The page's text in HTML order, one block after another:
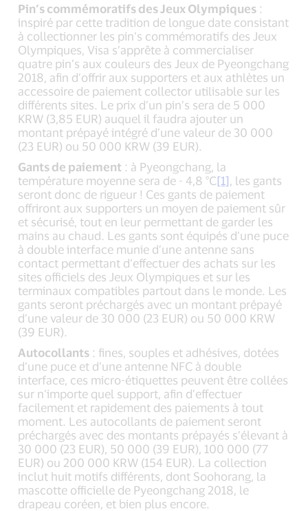
Pin’s commémoratifs des Jeux Olympiques :
inspiré par cette tradition de longue date consistant
à collectionner les pin’s commémoratifs des Jeux
Olympiques, Visa s’apprête à commercialiser
quatre pin’s aux couleurs des Jeux de Pyeongchang
2018, afin d’offrir aux supporters et aux athlètes un
accessoire de paiement collector utilisable sur les
différents sites. Le prix d’un pin’s sera de 5 000
KRW (3,85 EUR) auquel il faudra ajouter un
montant prépayé intégré d’une valeur de 30 000
(23 EUR) ou 50 000 KRW (39 EUR).
Gants de paiement : à Pyeongchang, la
température moyenne sera de - 4,8 °C[1] , les gants
seront donc de rigueur ! Ces gants de paiement
offriront aux supporters un moyen de paiement sûr
et sécurisé, tout en leur permettant de garder les
mains au chaud. Les gants sont équipés d’une puce
à double interface munie d’une antenne sans
contact permettant d’effectuer des achats sur les
sites officiels des Jeux Olympiques et sur les
terminaux compatibles partout dans le monde. Les
gants seront préchargés avec un montant prépayé
d’une valeur de 30 000 (23 EUR) ou 50 000 KRW
(39 EUR).
Autocollants : fines, souples et adhésives, dotées
d’une puce et d’une antenne NFC à double
interface, ces micro-étiquettes peuvent être collées
sur n’importe quel support, afin d’effectuer
facilement et rapidement des paiements à tout
moment. Les autocollants de paiement seront
préchargés avec des montants prépayés s’élevant à
30 000 (23 EUR), 50 000 (39 EUR), 100 000 (77
EUR) ou 200 000 KRW (154 EUR). La collection
inclut huit motifs différents, dont Soohorang, la
mascotte officielle de Pyeongchang 2018, le
drapeau coréen, et bien plus encore.